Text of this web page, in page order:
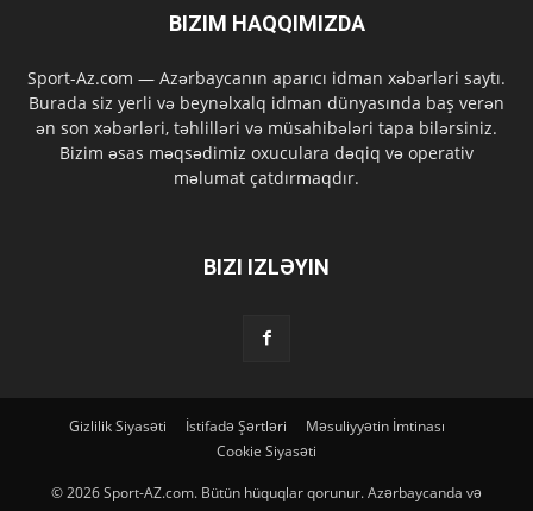
BIZIM HAQQIMIZDA
Sport-Az.com — Azərbaycanın aparıcı idman xəbərləri saytı.
Burada siz yerli və beynəlxalq idman dünyasında baş verən
ən son xəbərləri, təhlilləri və müsahibələri tapa bilərsiniz.
Bizim əsas məqsədimiz oxuculara dəqiq və operativ
məlumat çatdırmaqdır.
BIZI IZLƏYIN
Gizlilik Siyasəti İstifadə Şərtləri
Məsuliyyətin İmtinası
Cookie Siyasəti
© 2026 Sport-AZ.com. Bütün hüquqlar qorunur. Azərbaycanda və